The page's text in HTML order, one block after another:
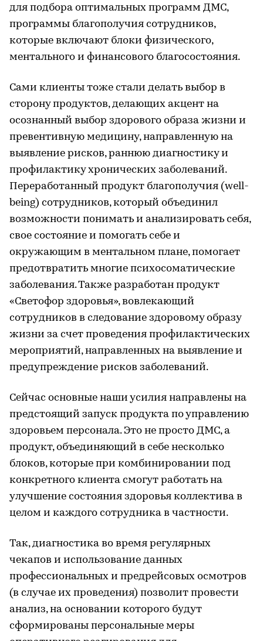
для подбора оптимальных программ ДМС,
программы благополучия сотрудников,
которые включают блоки физического,
ментального и финансового благосостояния.
Сами клиенты тоже стали делать выбор в
сторону продуктов, делающих акцент на
осознанный выбор здорового образа жизни и
превентивную медицину, направленную на
выявление рисков, раннюю диагностику и
профилактику хронических заболеваний.
Переработанный продукт благополучия (well-
being) сотрудников, который объединил
возможности понимать и анализировать себя,
свое состояние и помогать себе и
окружающим в ментальном плане, помогает
предотвратить многие психосоматические
заболевания. Также разработан продукт
«Светофор здоровья», вовлекающий
сотрудников в следование здоровому образу
жизни за счет проведения профилактических
мероприятий, направленных на выявление и
предупреждение рисков заболеваний.
Сейчас основные наши усилия направлены на
предстоящий запуск продукта по управлению
здоровьем персонала. Это не просто ДМС, а
продукт, объединяющий в себе несколько
блоков, которые при комбинировании под
конкретного клиента смогут работать на
улучшение состояния здоровья коллектива в
целом и каждого сотрудника в частности.
Так, диагностика во время регулярных
чекапов и использование данных
профессиональных и предрейсовых осмотров
(в случае их проведения) позволит провести
анализ, на основании которого будут
сформированы персональные меры